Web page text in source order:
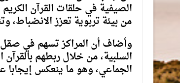
الصيفية في حلقات القرآن
من بيئة تربوية تعزز الانضباط،
وأضاف أن المراكز تسهم في صقل
السلبية، من خلال ربطهم بالقرآن
الجماعي، وهو ما ينعكس إيجابا